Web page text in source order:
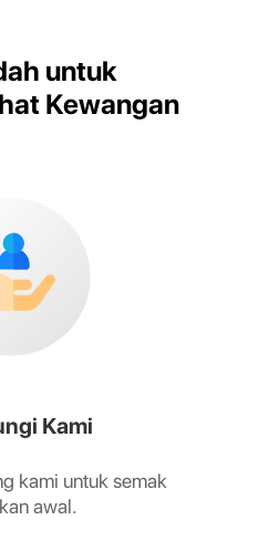
untuk
Kewangan
Kami
kami untuk semak
awal.